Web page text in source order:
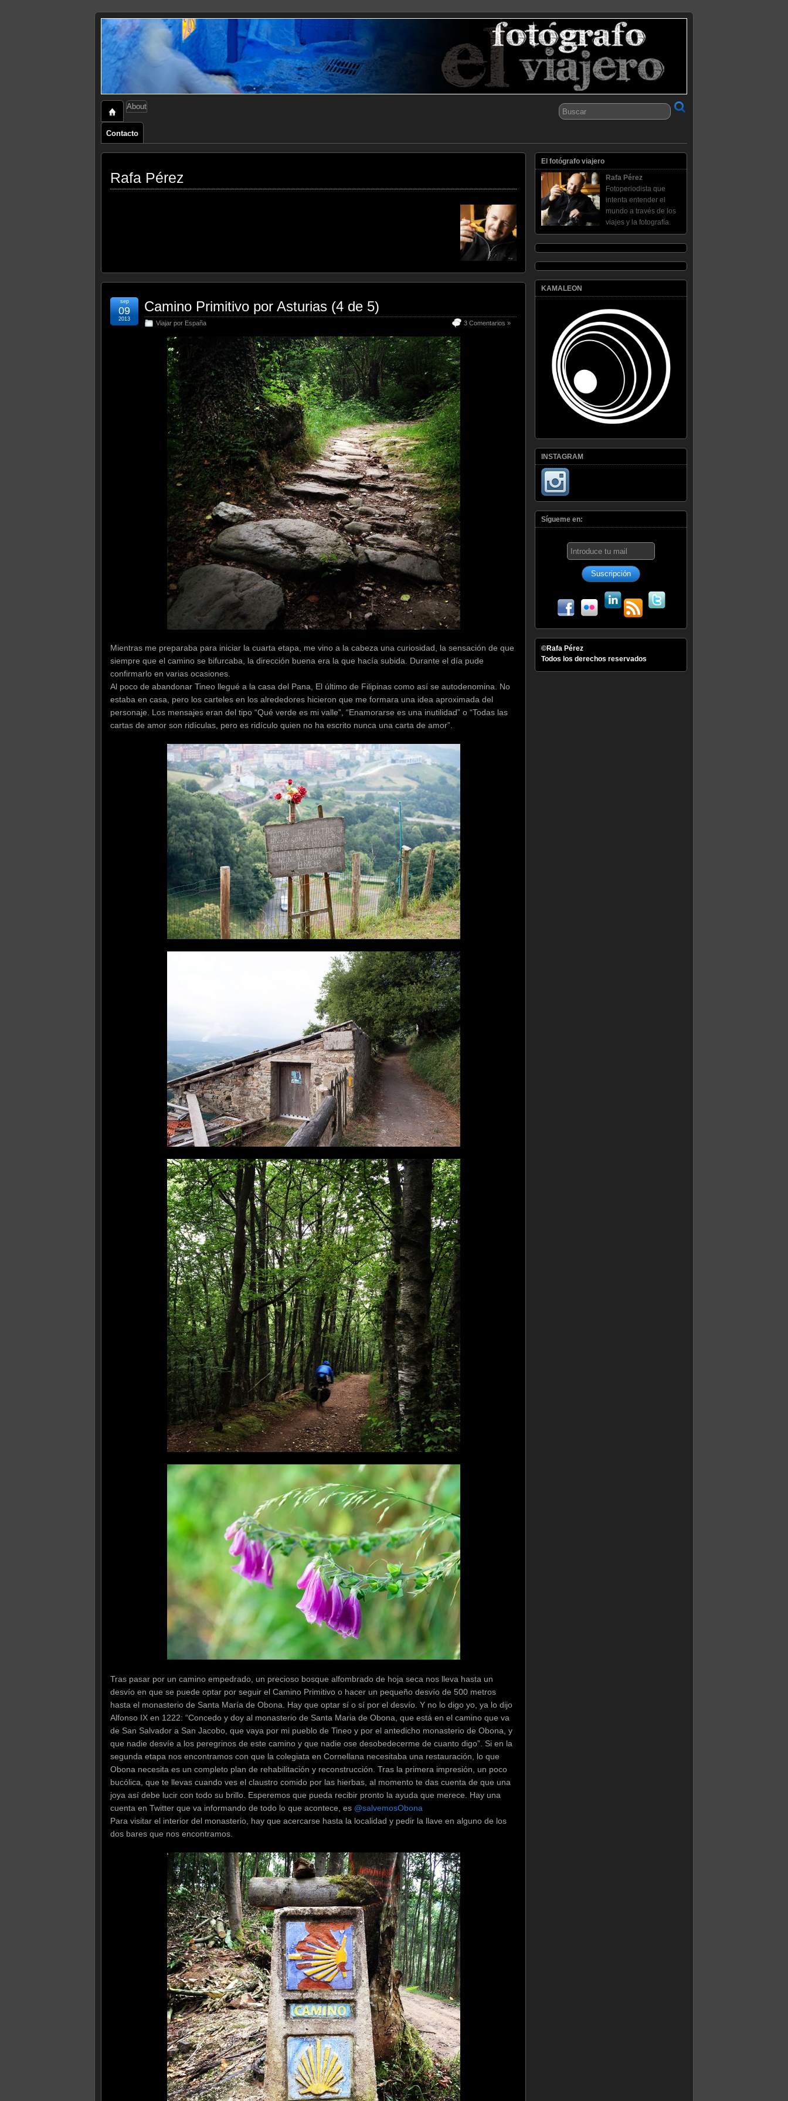
About
Contacto
Rafa Pérez
Camino Primitivo por Asturias (4 de 5)
Viajar por España 3 Comentarios »
sep
09
2013
Mientras me preparaba para iniciar la cuarta etapa, me vino a la cabeza una curiosidad, la sensación de que
siempre que el camino se bifurcaba, la dirección buena era la que hacía subida. Durante el día pude
confirmarlo en varias ocasiones.
Al poco de abandonar Tineo llegué a la casa del Pana, El último de Filipinas como así se autodenomina. No
estaba en casa, pero los carteles en los alrededores hicieron que me formara una idea aproximada del
personaje. Los mensajes eran del tipo “Qué verde es mi valle”, “Enamorarse es una inutilidad” o “Todas las
cartas de amor son ridículas, pero es ridículo quien no ha escrito nunca una carta de amor”.
Tras pasar por un camino empedrado, un precioso bosque alfombrado de hoja seca nos lleva hasta un
desvío en que se puede optar por seguir el Camino Primitivo o hacer un pequeño desvío de 500 metros
hasta el monasterio de Santa María de Obona. Hay que optar sí o sí por el desvío. Y no lo digo yo, ya lo dijo
Alfonso IX en 1222: “Concedo y doy al monasterio de Santa Maria de Obona, que está en el camino que va
de San Salvador a San Jacobo, que vaya por mi pueblo de Tineo y por el antedicho monasterio de Obona, y
que nadie desvíe a los peregrinos de este camino y que nadie ose desobedecerme de cuanto digo”. Si en la
segunda etapa nos encontramos con que la colegiata en Cornellana necesitaba una restauración, lo que
Obona necesita es un completo plan de rehabilitación y reconstrucción. Tras la primera impresión, un poco
bucólica, que te llevas cuando ves el claustro comido por las hierbas, al momento te das cuenta de que una
joya así debe lucir con todo su brillo. Esperemos que pueda recibir pronto la ayuda que merece. Hay una
cuenta en Twitter que va informando de todo lo que acontece, es @salvemosObona
Para visitar el interior del monasterio, hay que acercarse hasta la localidad y pedir la llave en alguno de los
dos bares que nos encontramos.
El fotógrafo viajero
Rafa Pérez
Fotoperiodista que
intenta entender el
mundo a través de los
viajes y la fotografía.
KAMALEON
INSTAGRAM
Sígueme en:
©Rafa Pérez
Todos los derechos reservados